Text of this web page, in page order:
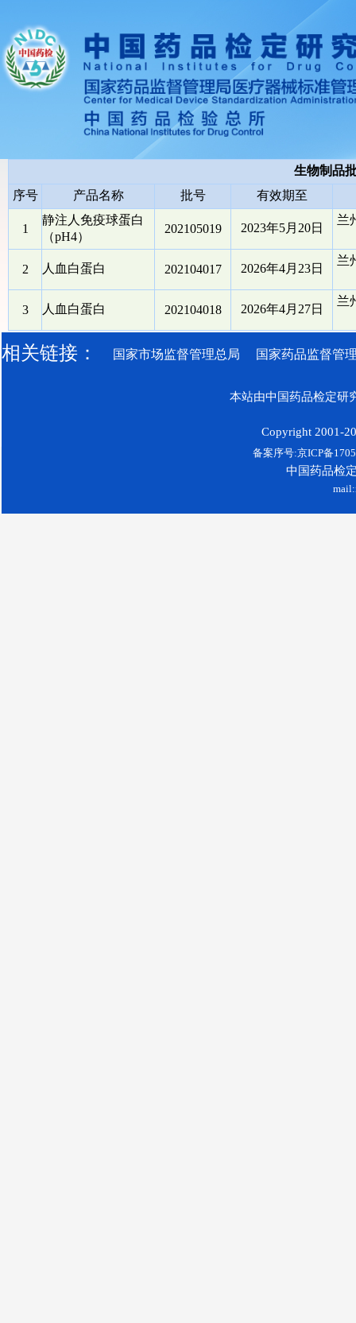
生物制品
序号
产品名称 批号 有效期至
1
静注人免疫球蛋白
（pH4）
202105019 2023年5月20日
兰
2 人血白蛋白 202104017 2026年4月23日
兰
3 人血白蛋白 202104018 2026年4月27日
兰
相关链接： 国家市场监督管理总局 国家药品监督管
本站由中国药品检定研
Copyright 2001-
备案序号:京ICP备
中国药品检